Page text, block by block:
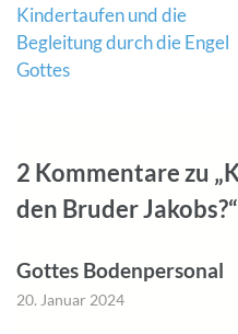
Beitragsnavigation
Kindertaufen und die
Begleitung durch die Engel
Gottes
2 Kommentare zu
den Bruder Jakobs?“
Gottes Bodenpersonal
20. Januar 2024